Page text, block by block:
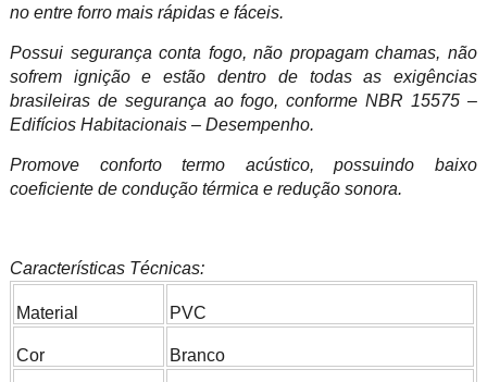
no entre forro mais rápidas e fáceis.
Possui segurança conta fogo, não propagam chamas, não
sofrem ignição e estão dentro de todas as exigências
brasileiras de segurança ao fogo, conforme NBR 15575 –
Edifícios Habitacionais – Desempenho.
Promove conforto termo acústico, possuindo baixo
coeficiente de condução térmica e redução sonora.
Características Técnicas:
Material PVC
Cor Branco